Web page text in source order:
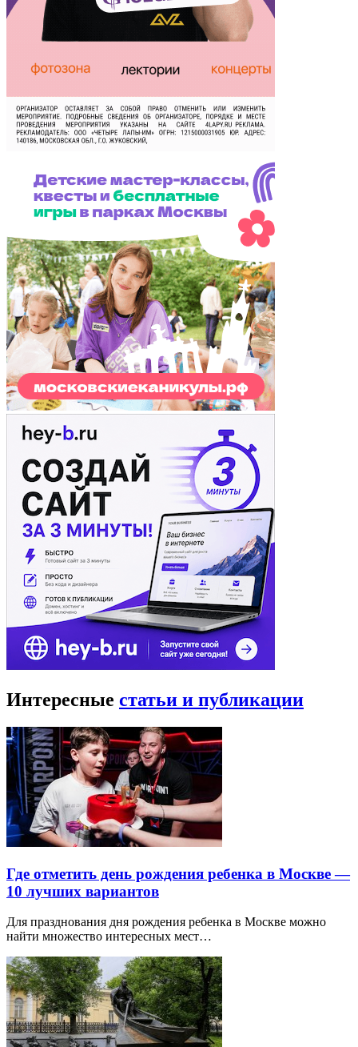
Интересные статьи и публикации
Где отметить день рождения ребенка в Москве —
10 лучших вариантов
Для празднования дня рождения ребенка в Москве можно
найти множество интересных мест…